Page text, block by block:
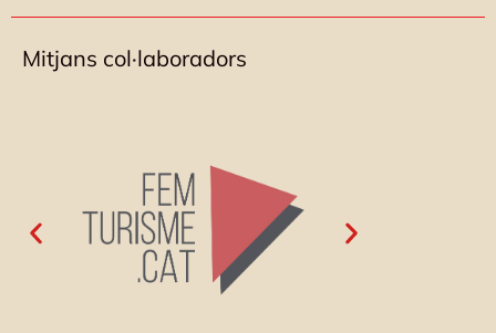
Mitjans col·laboradors